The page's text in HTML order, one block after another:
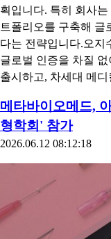
획입니다. 특히 회사
트폴리오를 구축해 글
다는 전략입니다.오지
글로벌 인증을 차질
출시하고, 차세대 메디
메타바이오메드,
형학회' 참가
2026.06.12 08:12:18